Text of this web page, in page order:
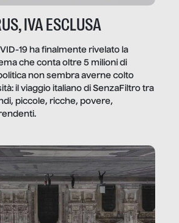
IVA ESCLUSA
19 ha finalmente rivelato la
che conta oltre 5 milioni di
non sembra averne colto
il viaggio italiano di SenzaFiltro tra
piccole, ricche, povere,